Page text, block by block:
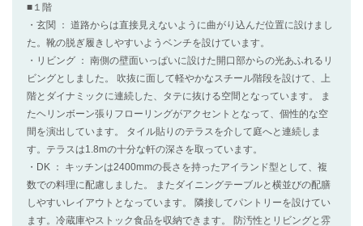
■１階
・玄関 ： 道路からは直接見えないように曲がり込んだ位置に設けまし
た。靴の脱ぎ履きしやすいようベンチを設けています。
・リビング ： 南側の壁面いっぱいに設けた開口部からの光あふれるリ
ビングとしました。 吹抜に面して軽やかなスチール階段を設けて、上
階とダイナミックに連続した、タテに抜ける空間となっています。 ま
たヘリンボーン張りフローリングがアクセントとなって、個性的な空
間を演出しています。 タイル貼りのテラスを介して庭へと連続しま
す。テラスは1.8mの十分な軒の深さを取っています。
・DK ： キッチンは2400mmの長さを持ったアイランド型として、複
数での料理に配慮しました。 またダイニングテーブルと横並びの配膳
しやすいレイアウトとなっています。 隣接してパントリーを設けてい
ます。冷蔵庫やストック食品を収納できます。 防汚性とリビングと雰